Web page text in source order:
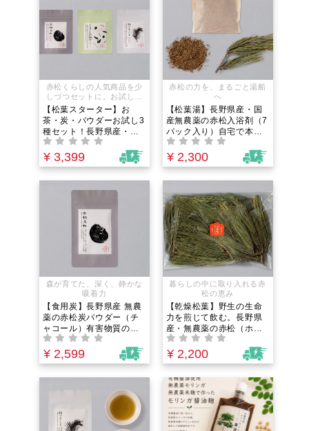
赤松くらしの人気商品を少
しづつセットに。お試しに
もプレゼントにも。
【松葉スターター】お
茶・炭・パウダーお試し3
種セット！長野県産・無
農薬｜飲み比べ・使い分
け実験に。飲む・食べ
る・デトックス・守るを
¥ 3,399
赤松の力を、まるごと湯船
へ
【松葉湯】長野県産・国
産無農薬の赤松入浴剤（7
パック入り）自宅で本格
森林浴！経皮吸収で取り
込む野生の力。冷えや疲
れ、肌トラブルに｜有害
ム。
¥ 2,300
森が育てた、深く、静かな
吸着力
【食用炭】長野県産 無農
薬の赤松炭パウダー（チ
ャコール）有害物質の吸
着に。解毒の知恵。添加
物や重金属が気になる方
の「飲む」体内クレンズ
¥ 2,599
暮らしの中に取り入れる赤
松の恵み
【乾燥松葉】野生の生命
力を煎じて飲む。長野県
産・無農薬の赤松（ホー
ル）｜信州産ワイルドク
ラフト。体を守り、本来
の力を取り戻すための
香作りに。
¥ 2,200